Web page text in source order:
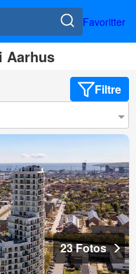
Favoritter
Aarhus
Filtre
23 Fotos